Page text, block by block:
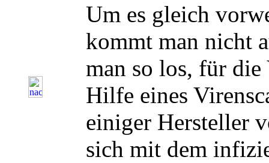
Um es gleich
kommt man nicht
man so los, für
Hilfe eines
einiger Hersteller
sich mit dem